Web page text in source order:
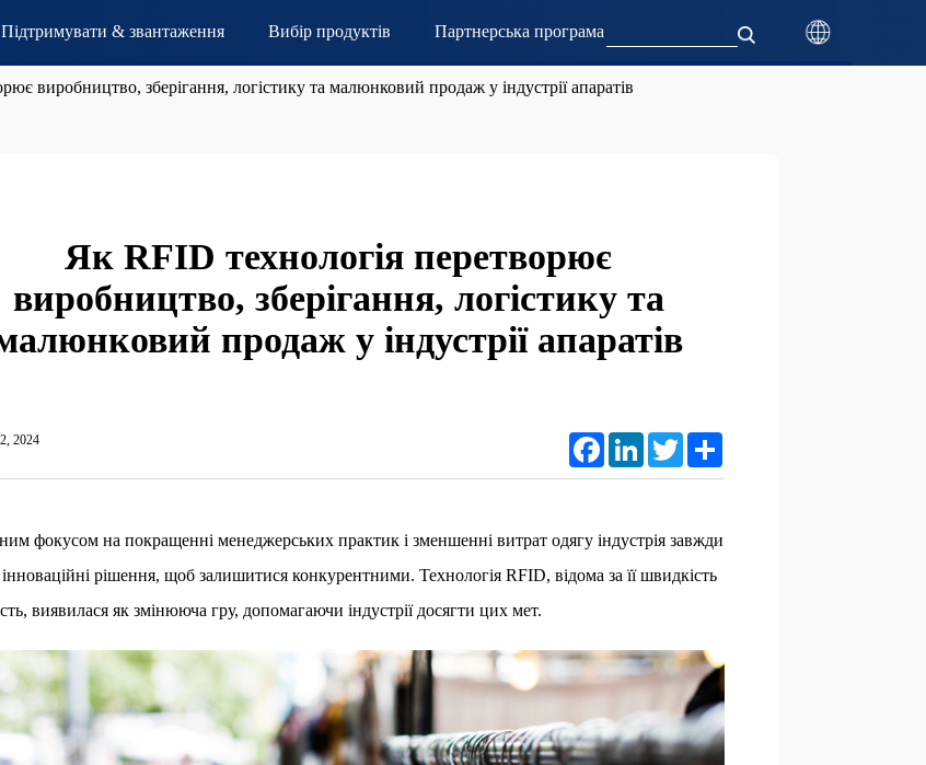
Підтримувати & звантаження Вибір продуктів Партнерська програма
виробництво, зберігання, логістику та малюнковий продаж у індустрії апаратів
Як RFID технологія перетворює
виробництво, зберігання, логістику та
продаж у індустрії апаратів
2024 FacebookLinkedIn Twitter
фокусом на покращенні менеджерських практик і зменшенні витрат одягу індустрія завжди
рішення, щоб залишитися конкурентними. Технологія RFID, відома за її швидкість
виявилася як змінююча гру, допомагаючи індустрії досягти цих мет.